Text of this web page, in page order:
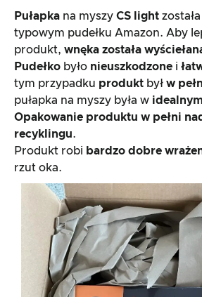
Pułapka na myszy CS light
typowym pudełku Amazon. Aby
produkt, wnęka została
Pudełko było nieuszkodzone i
tym przypadku produkt był w
pułapka na myszy była w
Opakowanie produktu w pełni
recyklingu.
Produkt robi bardzo dobre
rzut oka.